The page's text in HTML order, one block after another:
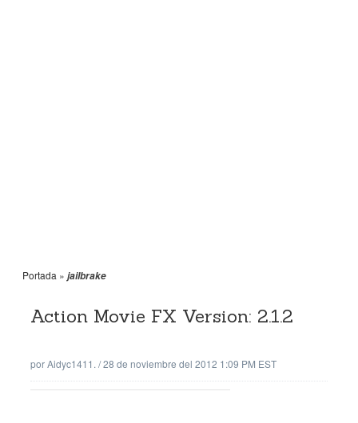
Portada » jailbrake
Action Movie FX Version: 2.1.2
porAidyc1411. /28 de noviembre del 2012 1:09 PM EST